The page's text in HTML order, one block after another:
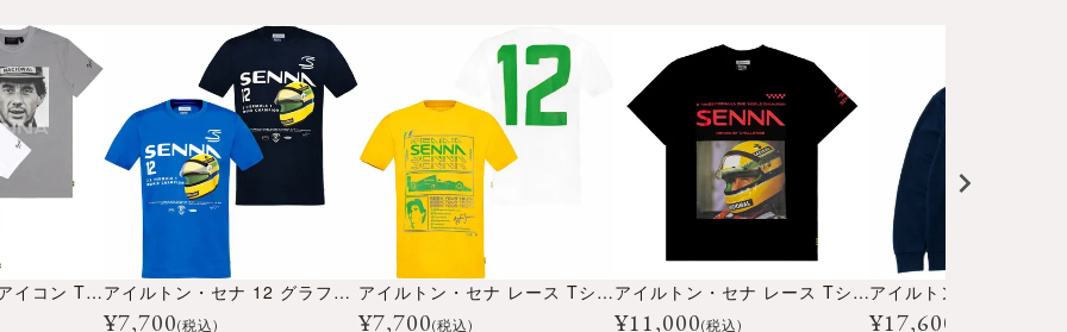
アイルトン・セナ アイコン Tシャツ アイルトン・セナ 12 グラフィック Tシャツ
¥7,700(税込)
アイルトン・セナ レース Tシャツ
¥7,700(税込)
アイルトン・セナ レース Tシャツ
¥11,000(税込) ¥17,600